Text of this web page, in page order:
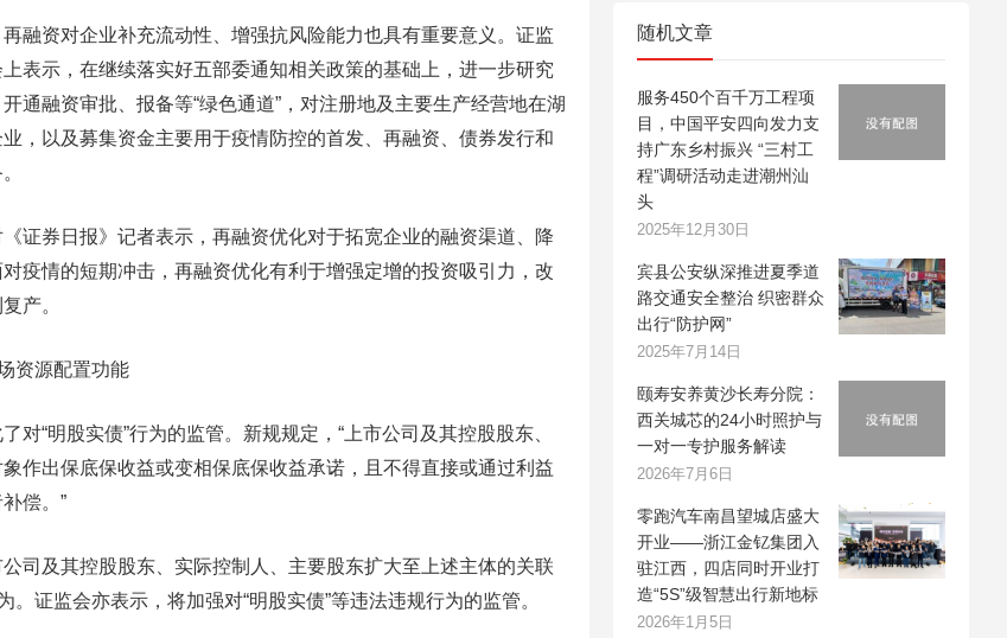
资对企业补充流动性、增强抗风险能力也具有重要意义。证监
表示，在继续落实好五部委通知相关政策的基础上，进一步研究
通融资审批、报备等“绿色通道”，对注册地及主要生产经营地在湖
，以及募集资金主要用于疫情防控的首发、再融资、债券发行和
券日报》记者表示，再融资优化对于拓宽企业的融资渠道、降
疫情的短期冲击，再融资优化有利于增强定增的投资吸引力，改
产。
资源配置功能
“明股实债”行为的监管。新规规定，“上市公司及其控股股东、
作出保底保收益或变相保底保收益承诺，且不得直接或通过利益
偿。”
及其控股股东、实际控制人、主要股东扩大至上述主体的关联
。证监会亦表示，将加强对“明股实债”等违法违规行为的监管。
随机文章
服务450个百千万工程项
目，中国平安四向发力支
持广东乡村振兴 “三村工
程”调研活动走进潮州汕
头
2025年12月30日
宾县公安纵深推进夏季道
路交通安全整治 织密群众
出行“防护网”
2025年7月14日
颐寿安养黄沙长寿分院：
西关城芯的24小时照护与
一对一专护服务解读
2026年7月6日
零跑汽车南昌望城店盛大
开业——浙江金钇集团入
驻江西，四店同时开业打
造“5S”级智慧出行新地标
2026年1月5日